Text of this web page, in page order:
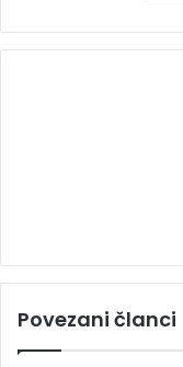
Povezani članci